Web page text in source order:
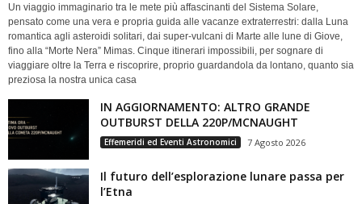
Un viaggio immaginario tra le mete più affascinanti del Sistema Solare,
pensato come una vera e propria guida alle vacanze extraterrestri: dalla Luna
romantica agli asteroidi solitari, dai super-vulcani di Marte alle lune di Giove,
fino alla “Morte Nera” Mimas. Cinque itinerari impossibili, per sognare di
viaggiare oltre la Terra e riscoprire, proprio guardandola da lontano, quanto sia
preziosa la nostra unica casa
IN AGGIORNAMENTO: ALTRO GRANDE
OUTBURST DELLA 220P/MCNAUGHT
Effemeridi ed Eventi Astronomici 7 Agosto 2026
Il futuro dell’esplorazione lunare passa per
l’Etna